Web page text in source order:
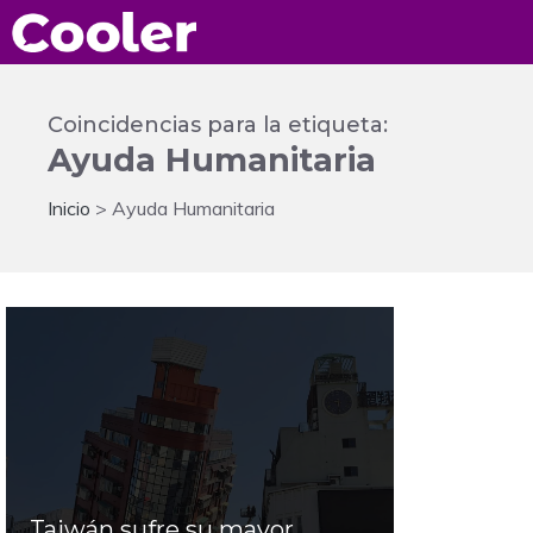
Saltar
al
Coincidencias para la etiqueta:
Ayuda Humanitaria
Inicio > Ayuda Humanitaria